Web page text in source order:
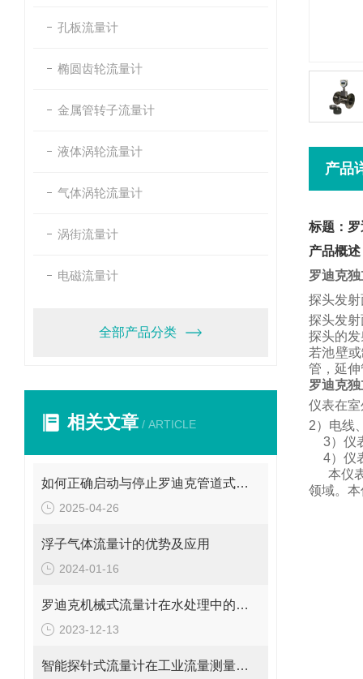
孔板流量计
椭圆齿轮流量计
金属管转子流量计
液体涡轮流量计
气体涡轮流量计
涡街流量计
电磁流量计
全部产品分类
相关文章 / ARTICLE
如何正确启动与停止罗迪克管道式流量计？操作要点要牢记
2025-04-26
浮子气体流量计的优势及应用
2024-01-16
罗迪克机械式流量计在水处理中的应用
2023-12-13
智能探针式流量计在工业流量测量中的应用
产品
标题：
产品概述
罗迪克
探头发
探头发
探头的
若池壁
管， 延
罗迪克
仪表在
2）电线
3）仪
4）仪
本仪
领域。 本